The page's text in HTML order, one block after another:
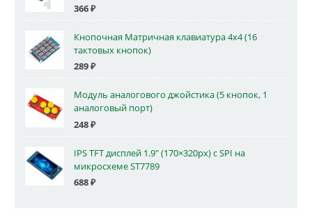
366₽
Кнопочная Матричная клавиатура 4x4 (16
тактовых кнопок)
289₽
Модуль аналогового джойстика (5 кнопок, 1
аналоговый порт)
248₽
IPS TFT дисплей 1.9" (170×320px) с SPI на
микросхеме ST7789
688₽